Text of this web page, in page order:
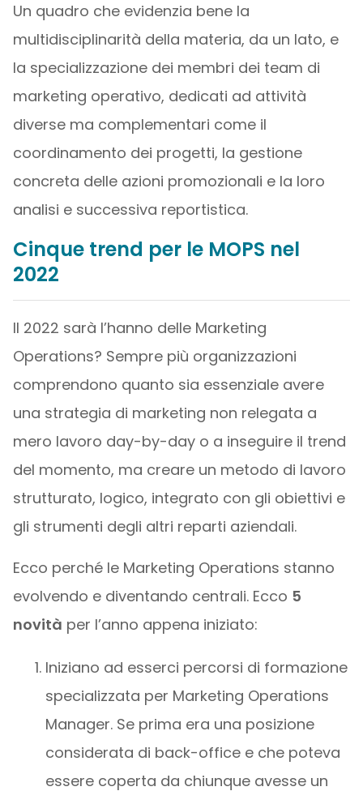
Un quadro che evidenzia bene la
multidisciplinarità della materia, da un lato, e
la specializzazione dei membri dei team di
marketing operativo, dedicati ad attività
diverse ma complementari come il
coordinamento dei progetti, la gestione
concreta delle azioni promozionali e la loro
analisi e successiva reportistica.
Cinque trend per le MOPS nel
2022
Il 2022 sarà l’hanno delle Marketing
Operations? Sempre più organizzazioni
comprendono quanto sia essenziale avere
una strategia di marketing non relegata a
mero lavoro day-by-day o a inseguire il trend
del momento, ma creare un metodo di lavoro
strutturato, logico, integrato con gli obiettivi e
gli strumenti degli altri reparti aziendali.
Ecco perché le Marketing Operations stanno
evolvendo e diventando centrali. Ecco 5
novità per l’anno appena iniziato:
Iniziano ad esserci percorsi di formazione
specializzata per Marketing Operations
Manager. Se prima era una posizione
considerata di back-office e che poteva
essere coperta da chiunque avesse un